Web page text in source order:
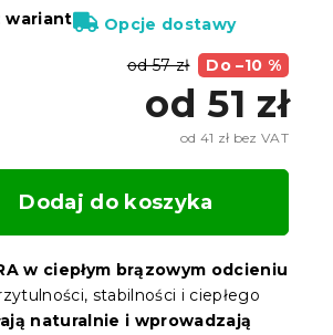
od 57 zł Do –10 %
od51 zł
od 41 zł bez VAT
wariant Opcje dostawy
Dodaj do koszyka
w ciepłym brązowym odcieniu
stabilności i ciepłego
naturalnie i wprowadzają